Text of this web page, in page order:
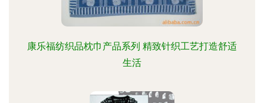
康乐福纺织品枕巾产品系列 精致针织工艺打造舒适
生活